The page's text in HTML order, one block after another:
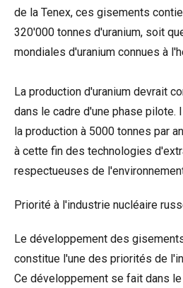
de la Tenex, ces gisements
320'000 tonnes d'uranium, soit
mondiales d'uranium connues à
La production d'uranium devrait
dans le cadre d'une phase pilote.
la production à 5000 tonnes par
à cette fin des technologies
respectueuses de
Priorité à l'industrie nucléaire
Le développement des
constitue l'une des priorités de
Ce développement se fait dans